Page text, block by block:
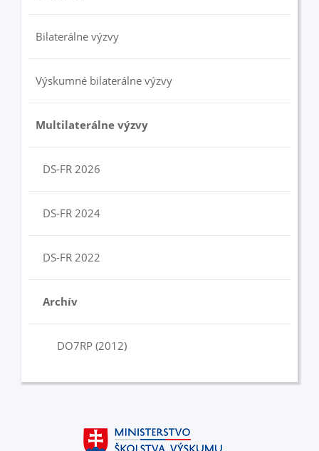
Bilaterálne výzvy
Výskumné bilaterálne výzvy
Multilaterálne výzvy
DS-FR 2026
DS-FR 2024
DS-FR 2022
Archív
DO7RP (2012)